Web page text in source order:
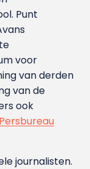
Punt
voor
van derden
van de
ook
journalisten.